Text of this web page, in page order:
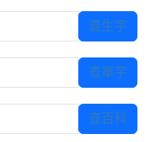
查生字
查單字
查百科